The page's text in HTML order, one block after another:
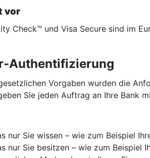
vor
Check™ und Visa Secure sind im
Authentifizierung
Vorgaben wurden die
Sie jeden Auftrag an Ihre Bank
nur Sie wissen – wie zum Beispiel
nur Sie besitzen – wie zum